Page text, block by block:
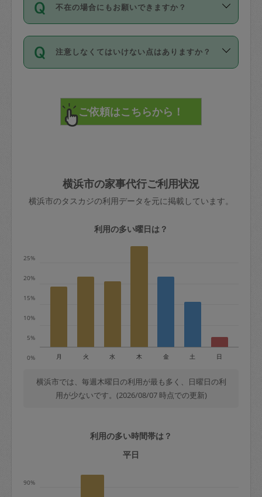
参考
【詳細】タスカジさんの登録に際
写真を撮り、
詳細FAQ：
損害賠償保険について教えて
1. 直前キャンセル（定期、スポット契約
共通）
72時間を超える※と、以下のキャンセル
料が発生します。
直前キャンセル料：
72時間前〜24時間前＝依頼料金の50%
依頼者不在による当日キャンセル＝依頼
金額の100%＋交通費全額
※例：依頼日時／土曜日午前9時開始の場
50%
金曜日9時～土曜日8時まで＝依頼金額の
＋交通費全額
依頼者不在による当日キャンセル＝依頼
金額の100%＋交通費全額
定期契約をキャンセルする場合、毎週定
期は月2回まで隔週定期は月1回までキャ
せんが、「一回のみ」依頼を活用するこ
とによって、気に入ったタスカジさんを
まず、条件の合う気になるタスカジさ
みてください。
その後、一番気に入ったタスカジさんに
不在の場合にもお願いできますか？
不在の場合の作業はタスカジさんの同意
が必要です。数回の依頼ののち、タスカ
ジさんと依頼者の間で十分な信頼関係が
てください。
不在時に部屋に入るためにタスカジさん
きた場合は損害保険の対象外となるので
ご注意ください。
注意しなくてはいけない点はありますか？
で、必ず鍵のかかるロッカーや金庫に入
れて依頼者の責任の元管理するよう心掛
けてください。
玉、など
あわせてこちらも参照ください：初めて
はありますか？
横浜市の家事代行ご利用状況
横浜市のタスカジの利用データを元に掲載しています。
利用の多い曜日は？
0%
5%
10%
15%
20%
25%
月 火 水 木 金 土 日
横浜市では、毎週木曜日の利用が最も多く、日曜日の利
用が少ないです。(2026/08/07 時点での更新)
利用の多い時間帯は？
平日
90%